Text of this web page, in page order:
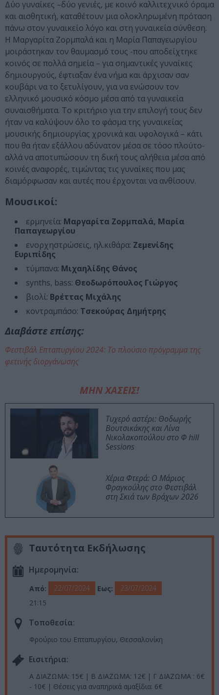
Δύο γυναίκες –δύο γενιές, με κοινό καλλιτεχνικό όραμα
και αισθητική, καταθέτουν μια ολοκληρωμένη πρόταση
πάνω στον γυναικείο λόγο και στη γυναικεία σύνθεση.
Η Μαργαρίτα Ζορμπαλά και η Μαρία Παπαγεωργίου
μοιράστηκαν τον θαυμασμό τους -που αποδείχτηκε
κοινός σε πολλά σημεία – για σημαντικές γυναίκες
δημιουργούς, έφτιαξαν ένα νήμα και άρχισαν σαν
κουβάρι να το ξετυλίγουν, για να ενώσουν τον
ελληνικό μουσικό κόσμο μέσα από τα γυναικεία
συναισθήματα. Το κριτήριο για την επιλογή τους δεν
ήταν να καλύψουν όλο το φάσμα της γυναικείας
μουσικής δημιουργίας χρονικά και υφολογικά – κάτι
που θα ήταν εξάλλου αδύνατον μέσα σε τόσο πλούτο-
αλλά να αποτυπώσουν τη δική τους αλήθεια μέσα από
κοινές αναφορές, τιμώντας τις γυναίκες που μας
διαμόρφωσαν και αυτές που έρχονται να ανθίσουν.
Μουσικοί:
ερμηνεία: Μαργαρίτα Ζορμπαλά, Μαρία
Παπαγεωργίου
ενορχηστρώσεις, ηλ.κιθάρα: Ζεμενίδης
Ευριπίδης
τύμπανα: Μιχαηλίδης Θάνος
synths, bass: Θεοδωρόπουλος Γιώργος
βιολί: Βρέττας Μιχάλης
κοντραμπάσο: Τσεκούρας Δημήτρης
Διαβάστε επίσης:
Φεστιβάλ Επταπυργίου 2024: Το πλούσιο πρόγραμμα της
φετινής διοργάνωσης
ΜΗΝ ΧΑΣΕΙΣ!
Τυχερό αστέρι: Θοδωρής
Βουτσικάκης και Λίνα
Νικολακοπούλου στο Φ hill
Sessions
Χέρια Φτερά: Ο Μάριος
Φραγκούλης στο Φεστιβάλ
στη Σκιά των Βράχων 2026
Ταυτότητα Εκδήλωσης
Ημερομηνία:
Από: 22/07/2024 Εως:
23/07/2024
21:15
Τοποθεσία:
Φρούριο του Επταπυργίου, Θεσσαλονίκη
Eισιτήρια:
Α ΔΙΑΖΩΜΑ: 15€ | Β ΔΙΑΖΩΜΑ: 12€ | Γ ΔΙΑΖΩΜΑ : 6€
- 10€ | Θέσεις για αναπηρικά αμαξίδια: 6€